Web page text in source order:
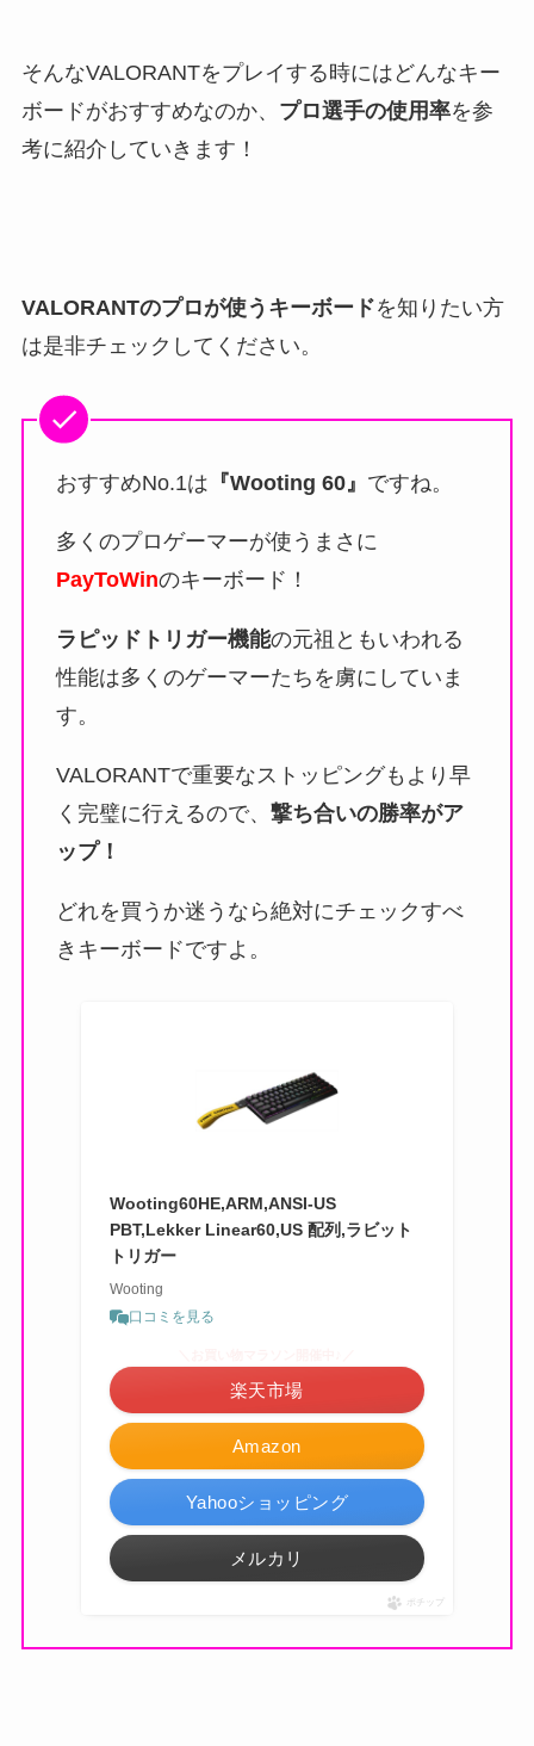
そんなVALORANTをプレイする時にはどんなキー
ボードがおすすめなのか、 プロ選手の使用率を参
考に紹介していきます！
VALORANTのプロが使うキーボードを知りたい方
は是非チェックしてください。
おすすめNo.1は 『Wooting 60』 ですね。
多くのプロゲーマーが使うまさに
PayToWinのキーボード！
ラピッドトリガー機能の元祖ともいわれる
性能は多くのゲーマーたちを虜にしていま
す。
VALORANTで重要なストッピングもより早
く完璧に行えるので、 撃ち合いの勝率がア
ップ！
どれを買うか迷うなら絶対にチェックすべ
きキーボードですよ。
Wooting60HE,ARM,ANSI-US
PBT,Lekker Linear60,US 配列,ラビット
トリガー
Wooting
口コミを見る
Amazon
楽天市場
Yahooショッピング
メルカリ
ポチップ